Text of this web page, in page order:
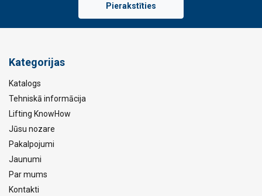
Pierakstīties
Kategorijas
Katalogs
Tehniskā informācija
Lifting KnowHow
Jūsu nozare
Pakalpojumi
Jaunumi
Par mums
Kontakti